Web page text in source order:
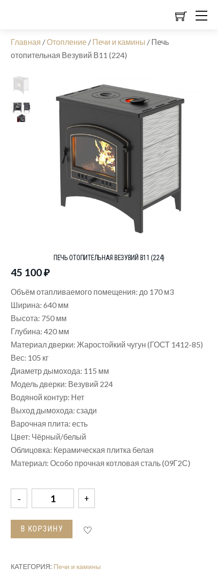
Главная /Отопление / Печи и камины / Печь
отопительная Везувий В11 (224)
ПЕЧЬ ОТОПИТЕЛЬНАЯ ВЕЗУВИЙ В11 (224)
45 100₽
Объём отапливаемого помещения: до 170 м3
Ширина: 640 мм
Высота: 750 мм
Глубина: 420 мм
Материал дверки: Жаростойкий чугун (ГОСТ 1412-85)
Вес: 105 кг
Диаметр дымохода: 115 мм
Модель дверки: Везувий 224
Водяной контур: Нет
Выход дымохода: сзади
Варочная плита: есть
Цвет: Чёрный/белый
Облицовка: Керамическая плитка белая
Материал: Особо прочная котловая сталь (09Г2С)
Количество
товара
Печь
отопительная
В КОРЗИНУ
КАТЕГОРИЯ: Печи и камины